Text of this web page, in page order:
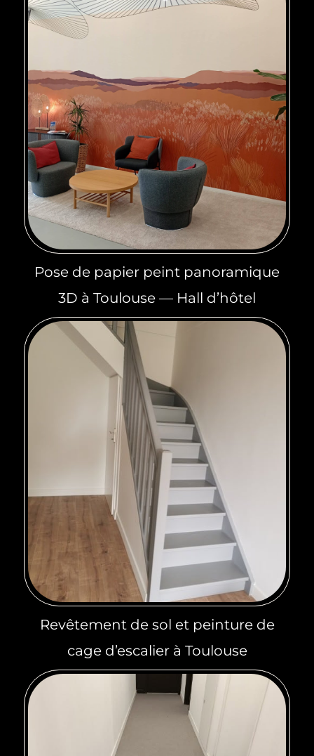
Pose de papier peint panoramique
3D à Toulouse — Hall d’hôtel
Revêtement de sol et peinture de
cage d’escalier à Toulouse